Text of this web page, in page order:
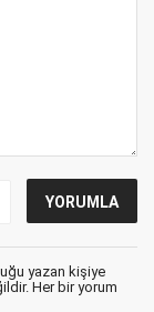
yazan kişiye
Her bir yorum